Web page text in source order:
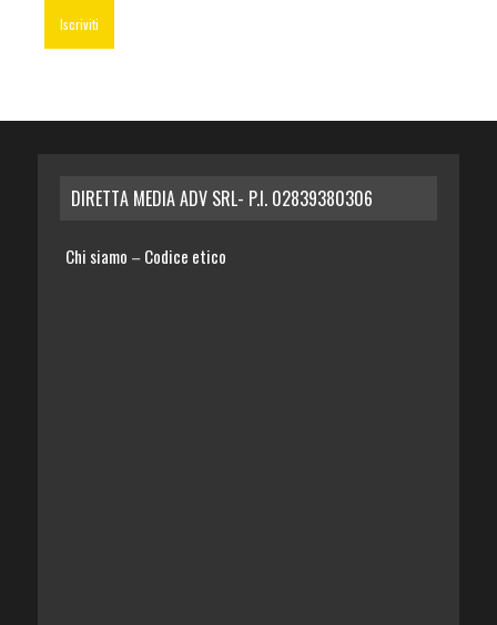
DIRETTA MEDIA ADV SRL- P.I. 02839380306
Chi siamo – Codice etico